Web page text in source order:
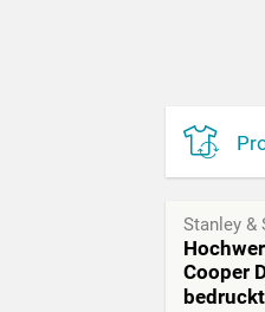
Stanley &
Cooper
bedruckt